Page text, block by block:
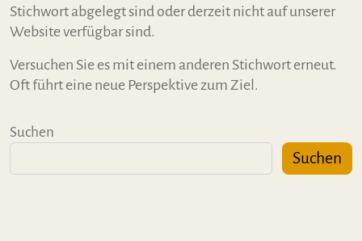
Stichwort abgelegt sind oder derzeit nicht auf unserer
Website verfügbar sind.
Versuchen Sie es mit einem anderen Stichwort erneut.
Oft führt eine neue Perspektive zum Ziel.
Suchen
Suchen